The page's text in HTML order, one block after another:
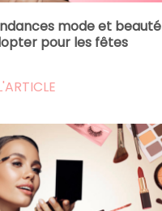
mode et beauté
pour les fêtes